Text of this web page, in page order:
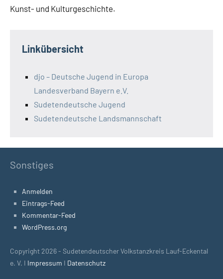
Kunst- und Kulturgeschichte.
Linkübersicht
djo – Deutsche Jugend in Europa
Landesverband Bayern e.V.
Sudetendeutsche Jugend
Sudetendeutsche Landsmannschaft
Sonstiges
Anmelden
Eintrags-Feed
Kommentar-Feed
WordPress.org
Copyright 2026 - Sudetendeutscher Volkstanzkreis Lauf-Eckental
e. V. I Impressum I Datenschutz